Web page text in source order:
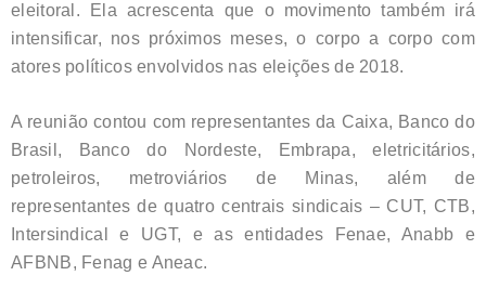
eleitoral. Ela acrescenta que o movimento também irá
intensificar, nos próximos meses, o corpo a corpo com
atores políticos envolvidos nas eleições de 2018.
A reunião contou com representantes da Caixa, Banco do
Brasil, Banco do Nordeste, Embrapa, eletricitários,
petroleiros, metroviários de Minas, além de
representantes de quatro centrais sindicais – CUT, CTB,
Intersindical e UGT, e as entidades Fenae, Anabb e
AFBNB, Fenag e Aneac.